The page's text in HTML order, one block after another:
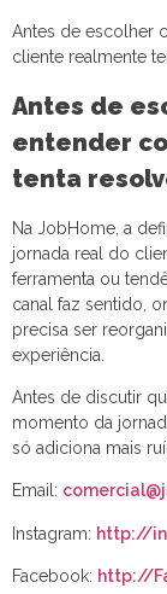
Antes de escolher
cliente realmente
Antes de
entender
tenta
Na JobHome, a
jornada real do
ferramenta ou
canal faz sentido,
precisa ser
experiência.
Antes de discutir
momento da
só adiciona mais
Email:
Instagram: http://
Facebook: http://